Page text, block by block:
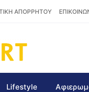
ΑΠΟΡΡΗΤΟΥ
Lifestyle